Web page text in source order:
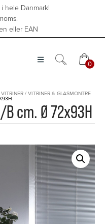
hele Danmark!
eller EAN
0
0
/ VITRINER & GLASMONTRE
cm. Ø 72x93H